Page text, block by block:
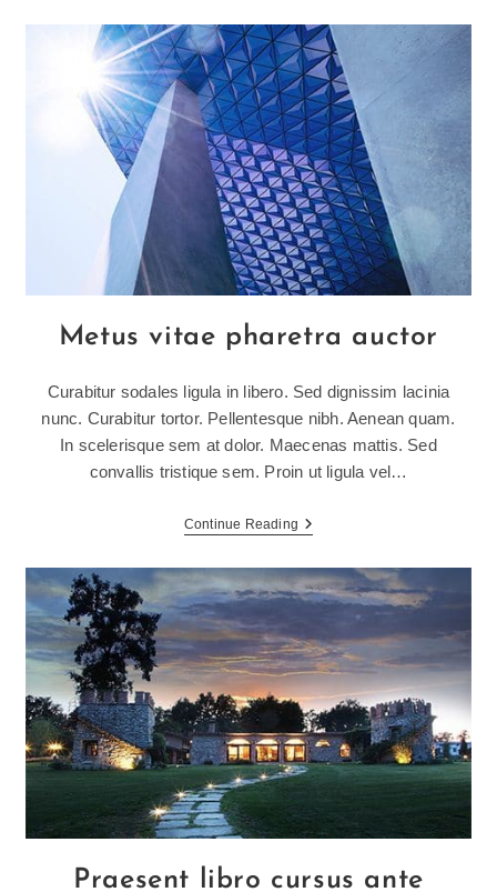
Conubia
Metus vitae pharetra auctor
Curabitur sodales ligula in libero. Sed dignissim lacinia
nunc. Curabitur tortor. Pellentesque nibh. Aenean quam.
In scelerisque sem at dolor. Maecenas mattis. Sed
convallis tristique sem. Proin ut ligula vel…
Continue Reading Metus
Auctor
Praesent libro cursus ante